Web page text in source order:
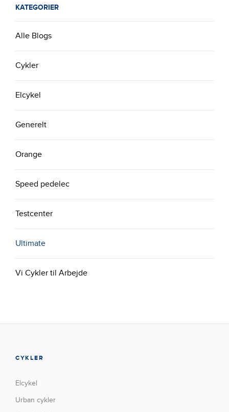
KATEGORIER
Alle Blogs
Cykler
Elcykel
Generelt
Orange
Speed pedelec
Testcenter
Ultimate
Vi Cykler til Arbejde
CYKLER
Elcykel
Urban cykler